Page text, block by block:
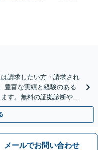
請求したい方・請求され
豊富な実績と経験のある
す。無料の証拠診断や着
談ください。
メールでお問い合わせ